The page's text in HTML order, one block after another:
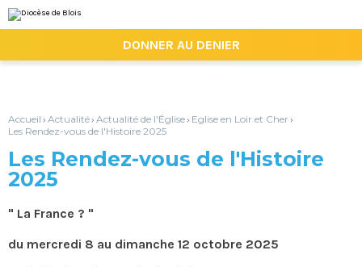
au
contenu.
la
personnels
DONNER AU DENIER
Accueil › Actualité› Actualité de l'Église› Eglise en Loir et Cher›
Les Rendez-vous de l'Histoire 2025
Les Rendez-vous de l'Histoire
2025
" La France ? "
du mercredi 8 au dimanche 12 octobre 2025